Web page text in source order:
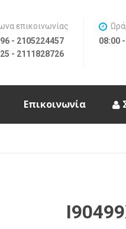
επικοινωνίας
- 2105224457
- 2111828726
08:00
Επικοινωνία